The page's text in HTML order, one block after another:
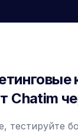
Chatim
тестируйте